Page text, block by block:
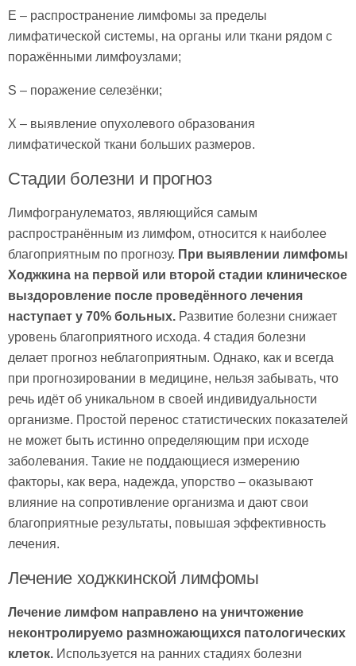
Е – распространение лимфомы за пределы
лимфатической системы, на органы или ткани рядом с
поражёнными лимфоузлами;
S – поражение селезёнки;
X – выявление опухолевого образования
лимфатической ткани больших размеров.
Стадии болезни и прогноз
Лимфогранулематоз, являющийся самым
распространённым из лимфом, относится к наиболее
благоприятным по прогнозу. При выявлении лимфомы
Ходжкина на первой или второй стадии клиническое
выздоровление после проведённого лечения
наступает у 70% больных. Развитие болезни снижает
уровень благоприятного исхода. 4 стадия болезни
делает прогноз неблагоприятным. Однако, как и всегда
при прогнозировании в медицине, нельзя забывать, что
речь идёт об уникальном в своей индивидуальности
организме. Простой перенос статистических показателей
не может быть истинно определяющим при исходе
заболевания. Такие не поддающиеся измерению
факторы, как вера, надежда, упорство – оказывают
влияние на сопротивление организма и дают свои
благоприятные результаты, повышая эффективность
лечения.
Лечение ходжкинской лимфомы
Лечение лимфом направлено на уничтожение
неконтролируемо размножающихся патологических
клеток. Используется на ранних стадиях болезни